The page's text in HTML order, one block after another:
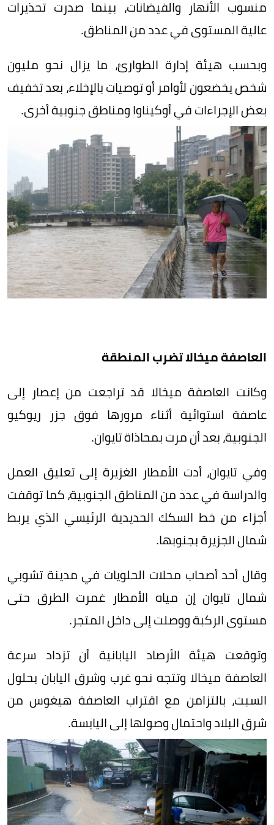
منسوب الأنهار والفيضانات، بينما صدرت تحذيرات
عالية المستوى في عدد من المناطق.
وبحسب هيئة إدارة الطوارئ، ما يزال نحو مليون
شخص يخضعون لأوامر أو توصيات بالإخلاء، بعد تخفيف
بعض الإجراءات في أوكيناوا ومناطق جنوبية أخرى.
العاصفة ميخالا تضرب المنطقة
وكانت العاصفة ميخالا قد تراجعت من إعصار إلى
عاصفة استوائية أثناء مرورها فوق جزر ريوكيو
الجنوبية، بعد أن مرت بمحاذاة تايوان.
وفي تايوان، أدت الأمطار الغزيرة إلى تعليق العمل
والدراسة في عدد من المناطق الجنوبية، كما توقفت
أجزاء من خط السكك الحديدية الرئيسي الذي يربط
شمال الجزيرة بجنوبها.
وقال أحد أصحاب محلات الحلويات في مدينة تشوبي
شمال تايوان إن مياه الأمطار غمرت الطرق حتى
مستوى الركبة ووصلت إلى داخل المتجر.
وتوقعت هيئة الأرصاد اليابانية أن تزداد سرعة
العاصفة ميخالا وتتجه نحو غرب وشرق اليابان بحلول
السبت، بالتزامن مع اقتراب العاصفة هيغوس من
شرق البلاد واحتمال وصولها إلى اليابسة.